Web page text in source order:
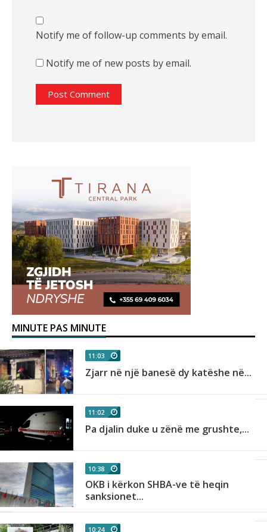
Notify me of follow-up comments by email.
Notify me of new posts by email.
MINUTE PAS MINUTE
11:03
Zjarr në një banesë dy katëshe në...
11:02
Pa djalin duke u zënë me grushte,...
10:38
OKB i kërkon SHBA-ve të heqin
sanksionet...
10:24